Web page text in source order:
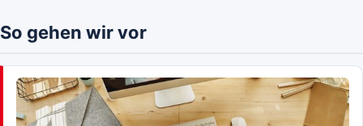
So gehen wir vor